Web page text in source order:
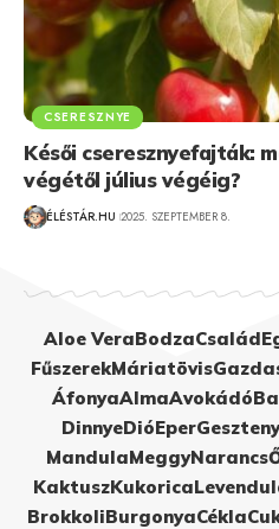
CSERESZNYE
Késői cseresznyefajták:
végétől július végéig?
ÉLÉSTÁR.HU 2025. SZEPTEMBER 8.
Aloe VeraBodzaCsalád
FűszerekMáriatövis
ÁfonyaAlmaAvokádó
DinnyeDióEper
MandulaMeggyNarancs
KaktuszKukorica
BrokkoliBurgonyaCékla